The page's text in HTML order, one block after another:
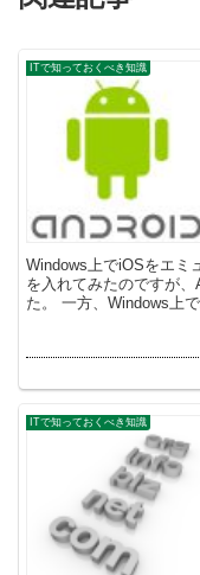
ITで知っておくべき知識
Windows上でiOSをエミュレ
を入れてみたのですが
た。 一方、Windows
ITで知っておくべき知識